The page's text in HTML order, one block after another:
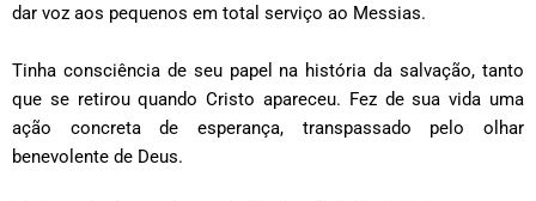
dar voz aos pequenos em total serviço ao Messias.
Tinha consciência de seu papel na história da salvação, tanto
que se retirou quando Cristo apareceu. Fez de sua vida uma
ação concreta de esperança, transpassado pelo olhar
benevolente de Deus.